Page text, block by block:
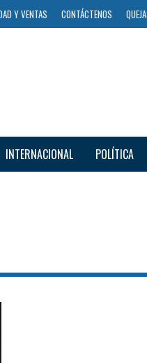
Y VENTAS CONTÁCTENOS
INTERNACIONAL POLÍTICA